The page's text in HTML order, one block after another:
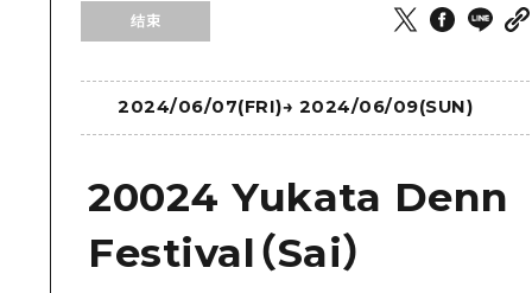
结束
2024/06/07(FRI)→ 2024/06/09(SUN)
20024 Yukata Denn
Festival（Sai）